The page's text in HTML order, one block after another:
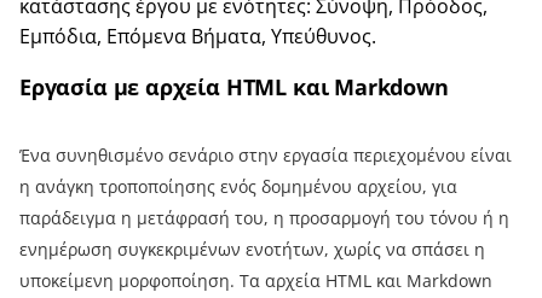
κατάστασης έργου με ενότητες: Σύνοψη, Πρόοδος,
Εμπόδια, Επόμενα Βήματα, Υπεύθυνος.
Εργασία με αρχεία HTML και Markdown
Ένα συνηθισμένο σενάριο στην εργασία περιεχομένου είναι
η ανάγκη τροποποίησης ενός δομημένου αρχείου, για
παράδειγμα η μετάφρασή του, η προσαρμογή του τόνου ή η
ενημέρωση συγκεκριμένων ενοτήτων, χωρίς να σπάσει η
υποκείμενη μορφοποίηση. Τα αρχεία HTML και Markdown